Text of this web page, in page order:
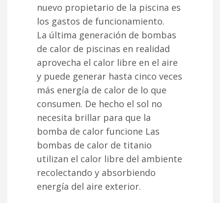
nuevo propietario de la piscina es
los gastos de funcionamiento.
La última generación de bombas
de calor de piscinas en realidad
aprovecha el calor libre en el aire
y puede generar hasta cinco veces
más energía de calor de lo que
consumen. De hecho el sol no
necesita brillar para que la
bomba de calor funcione Las
bombas de calor de titanio
utilizan el calor libre del ambiente
recolectando y absorbiendo
energía del aire exterior.